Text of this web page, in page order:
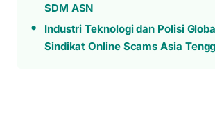
SDM ASN
Industri Teknologi dan Polisi
Sindikat Online Scams Asia